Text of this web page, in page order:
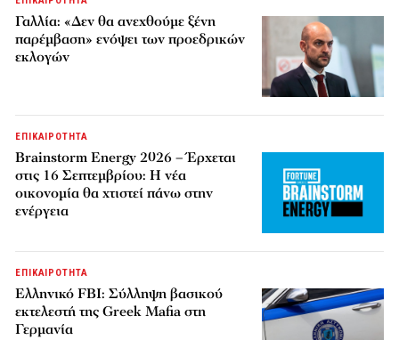
Γαλλία: «Δεν θα ανεχθούμε ξένη
παρέμβαση» ενόψει των προεδρικών
εκλογών
ΕΠΙΚΑΙΡΟΤΗΤΑ
Brainstorm Energy 2026 – Έρχεται
στις 16 Σεπτεμβρίου: Η νέα
οικονομία θα χτιστεί πάνω στην
ενέργεια
ΕΠΙΚΑΙΡΟΤΗΤΑ
Ελληνικό FBI: Σύλληψη βασικού
εκτελεστή της Greek Mafia στη
Γερμανία